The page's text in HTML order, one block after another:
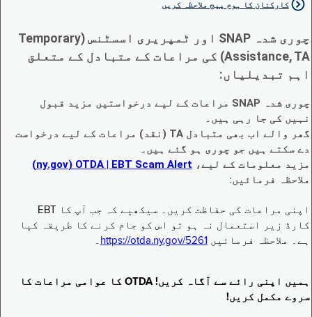
کارکنان کا ہوم پیج ملاحظہ کریں
چوری شدہ SNAP اور ٹمپریری اسسٹنس (Temporary
Assistance, TA) کی مراعات کے متبادل کے متعلق
اہم تبدیلیاں:
چوری شدہ SNAP مراعات کے لیے درخواستیں مزید قبول
نہیں کی جا رہی ہیں۔
گھر والے اب بھی متبادل TA (نقد) مراعات کے لیے درخواست
دے سکتے ہیں جو چوری ہو گئے ہیں۔
مزید معلومات کے لیے، EBT Scam Alert ‏| OTDA ‏(ny.gov)
ملاحظہ فرمائیں:
اپنی مراعات کی حفاظت کریں۔ سیکھیے کہ جب آپ کا EBT
کارڈ زیر استعمال نہ ہو تو اس کو جام کرنے کا طریقہ کیا
ہے۔ ملاحظہ فرمائیں https://otda.ny.gov/5261 ۔
ہمیں اپنی رائے سے آگاہ کریں! OTDA کا عوامی مراعات کا
سروے مکمل کریں!